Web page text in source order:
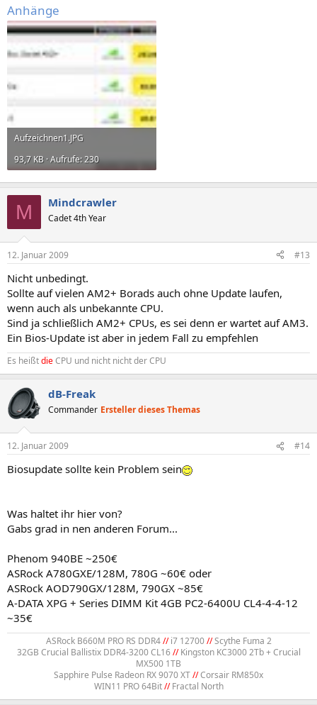
Anhänge
Aufzeichnen1.JPG
93,7 KB · Aufrufe: 230
M Mindcrawler
Cadet 4th Year
12. Januar 2009 #13
Nicht unbedingt.
Sollte auf vielen AM2+ Borads auch ohne Update laufen,
wenn auch als unbekannte CPU.
Sind ja schließlich AM2+ CPUs, es sei denn er wartet auf AM3.
Ein Bios-Update ist aber in jedem Fall zu empfehlen
Es heißtdieCPU und nicht nicht der CPU
dB-Freak
Commander Ersteller dieses Themas
12. Januar 2009 #14
Biosupdate sollte kein Problem sein
Was haltet ihr hier von?
Gabs grad in nen anderen Forum...
Phenom 940BE ~250€
ASRock A780GXE/128M, 780G ~60€ oder
ASRock AOD790GX/128M, 790GX ~85€
A-DATA XPG + Series DIMM Kit 4GB PC2-6400U CL4-4-4-12
~35€
ASRock B660M PRO RS DDR4//i7 12700//Scythe Fuma 2
32GB Crucial Ballistix DDR4-3200 CL16//Kingston KC3000 2Tb + Crucial
MX500 1TB
Sapphire Pulse Radeon RX 9070 XT//Corsair RM850x
WIN11 PRO 64Bit//Fractal North​